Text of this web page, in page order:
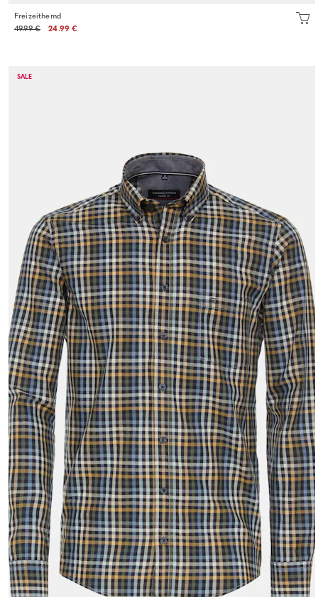
Freizeithemd
49.99 €
24.99 €
SALE